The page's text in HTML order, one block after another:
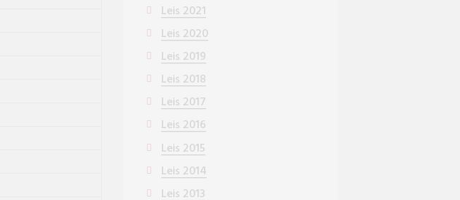
Leis 2021
Leis 2020
Leis 2019
Leis 2018
Leis 2017
Leis 2016
Leis 2015
Leis 2014
Leis 2013